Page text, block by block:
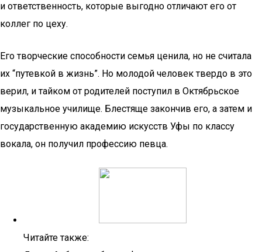
и ответственность, которые выгодно отличают его от
коллег по цеху.
Его творческие способности семья ценила, но не считала
их “путевкой в жизнь”. Но молодой человек твердо в это
верил, и тайком от родителей поступил в Октябрьское
музыкальное училище. Блестяще закончив его, а затем и
государственную академию искусств Уфы по классу
вокала, он получил профессию певца.
Читайте также: